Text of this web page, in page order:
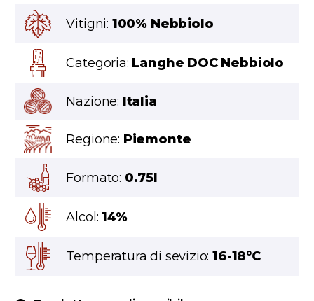
Vitigni: 100% Nebbiolo
Categoria: Langhe DOC Nebbiolo
Nazione: Italia
Regione: Piemonte
Formato: 0.75l
Alcol:14%
Temperatura di sevizio:16-18°C